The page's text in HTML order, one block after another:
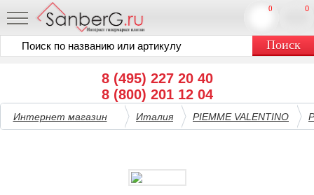
8 (495) 227 20 40
8 (800) 201 12 04
0
0
Интернет магазин Италия PIEMME VALENTINO